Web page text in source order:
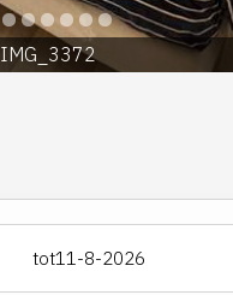
IMG_3372
tot